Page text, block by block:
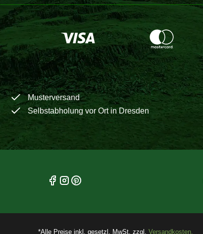
Musterversand
Selbstabholung vor Ort in Dresden
*Alle Preise inkl. gesetzl. MwSt. zzgl. Versandkosten.